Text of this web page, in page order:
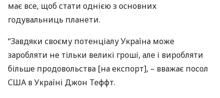
має все, щоб стати однією з основних
годувальниць планети.
“Завдяки своєму потенціалу Україна може
заробляти не тільки великі гроші, але і виробляти
більше продовольства [на експорт], – вважає посол
США в Україні Джон Теффт.